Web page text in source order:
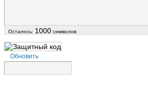
Осталось: 1000 символов
Обновить